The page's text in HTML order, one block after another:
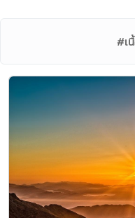
#เ